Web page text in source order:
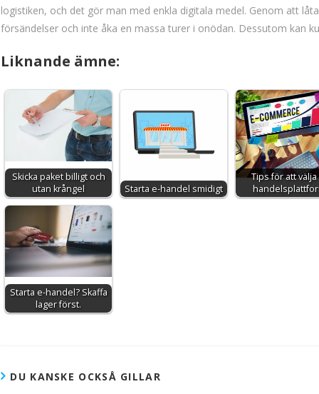
logistiken, och det gör man med enkla digitala medel. Genom att
försändelser och inte åka en massa turer i onödan. Dessutom kan
Liknande ämne:
Skicka paket billigt och
utan krångel
Starta e-handel smidigt
Tips för att välja
Starta e-handel? Skaffa
lager först.
DU KANSKE OCKSÅ GILLAR